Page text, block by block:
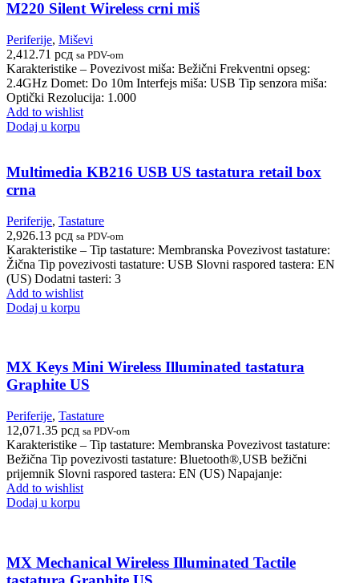
M220 Silent Wireless crni miš
Periferije, Miševi
2,412.71 рсд sa PDV-om
Karakteristike – Povezivost miša: Bežični Frekventni opseg:
2.4GHz Domet: Do 10m Interfejs miša: USB Tip senzora miša:
Optički Rezolucija: 1.000
Add to wishlist
Dodaj u korpu
Multimedia KB216 USB US tastatura retail box
crna
Periferije, Tastature
2,926.13 рсд sa PDV-om
Karakteristike – Tip tastature: Membranska Povezivost tastature:
Žična Tip povezivosti tastature: USB Slovni raspored tastera: EN
(US) Dodatni tasteri: 3
Add to wishlist
Dodaj u korpu
MX Keys Mini Wireless Illuminated tastatura
Graphite US
Periferije, Tastature
12,071.35 рсд sa PDV-om
Karakteristike – Tip tastature: Membranska Povezivost tastature:
Bežična Tip povezivosti tastature: Bluetooth®,USB bežični
prijemnik Slovni raspored tastera: EN (US) Napajanje:
Add to wishlist
Dodaj u korpu
MX Mechanical Wireless Illuminated Tactile